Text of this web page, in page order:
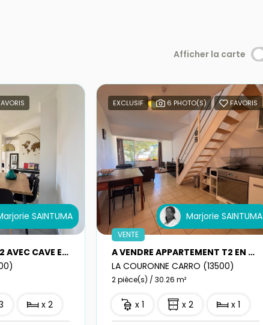
Afficher la carte
SAINTUMA
À VENDRE T3 72 M2 AVEC CAVE ET PARKING DANS LE CENTRE DE LA COURONNE
x 2
EXCLUSIF 6 PHOTO(S) FAVORIS
Marjorie SAINTUMA
VENTE
A VENDRE APPARTEMENT T2 EN DUPLEX AVEC PARKING A LA COURRONNE
LA COURONNE CARRO (13500)
2 pièce(s) / 30.26 m²
x 1 x 2 x 1